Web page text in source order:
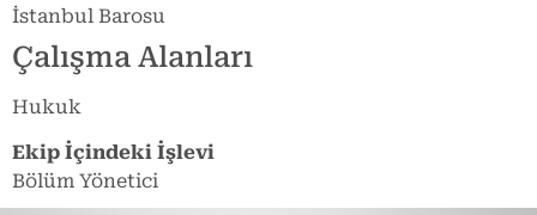
İstanbul Barosu
Çalışma Alanları
Hukuk
Ekip İçindeki İşlevi
Bölüm Yönetici